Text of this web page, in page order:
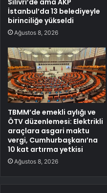
İstanbul’da 13 belediyeyle
birinciliğe yükseldi
Ağustos 8, 2026
TBMM’de emekli aylığı ve
ÖTV düzenlemesi: Elektrikli
araçlara asgari maktu
vergi, Cumhurbaşkanı’na
10 kat artırma yetkisi
Ağustos 8, 2026